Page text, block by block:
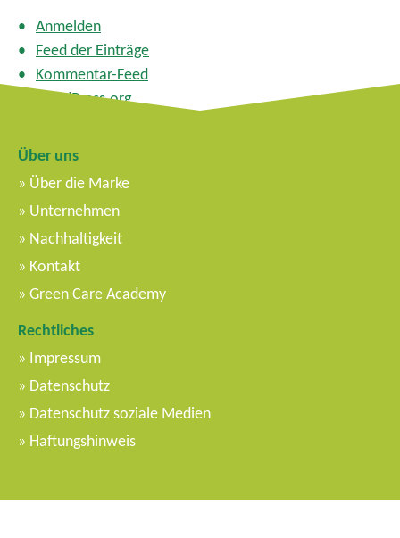
Anmelden
Feed der Einträge
Kommentar-Feed
WordPress.org
Über uns
Über die Marke
Unternehmen
Nachhaltigkeit
Kontakt
Green Care Academy
Rechtliches
Impressum
Datenschutz
Datenschutz soziale Medien
Haftungshinweis